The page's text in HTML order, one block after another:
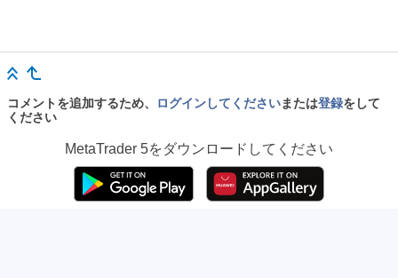
コメントを追加するため、 ログインしてくださいまたは登録をして
ください
MetaTrader 5をダウンロードしてください